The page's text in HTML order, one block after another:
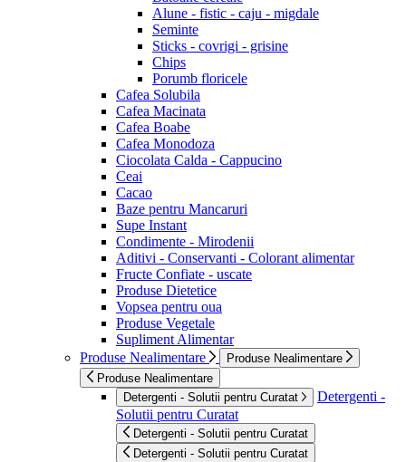
Alune - fistic - caju - migdale
Seminte
Sticks - covrigi - grisine
Chips
Porumb floricele
Cafea Solubila
Cafea Macinata
Cafea Boabe
Cafea Monodoza
Ciocolata Calda - Cappucino
Ceai
Cacao
Baze pentru Mancaruri
Supe Instant
Condimente - Mirodenii
Aditivi - Conservanti - Colorant alimentar
Fructe Confiate - uscate
Produse Dietetice
Vopsea pentru oua
Produse Vegetale
Supliment Alimentar
Produse Nealimentare
Produse Nealimentare
Produse Nealimentare
Detergenti - Solutii pentru Curatat
Detergenti -
Solutii pentru Curatat
Detergenti - Solutii pentru Curatat
Detergenti - Solutii pentru Curatat